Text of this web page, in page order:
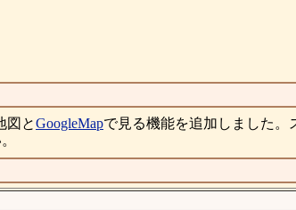
図とGoogleMapで見る機能を追加しました